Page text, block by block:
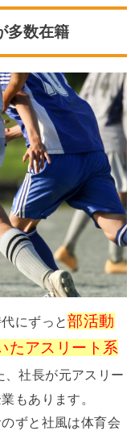
多数在籍
にずっと部活動
たアスリート系
、社長が元アスリー
もあります。
ずと社風は体育会